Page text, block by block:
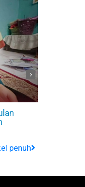
penuh
›